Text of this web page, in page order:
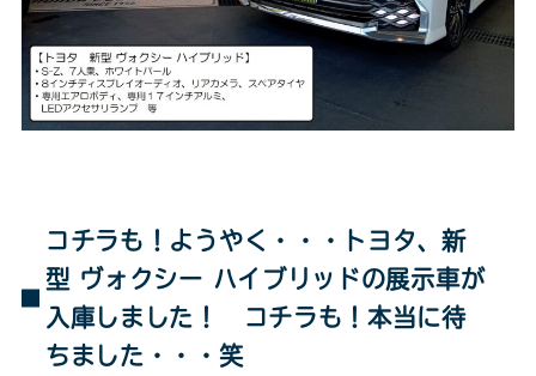
コチラも！ようやく・・・トヨタ、新
型 ヴォクシー ハイブリッドの展示車が
入庫しました！ コチラも！本当に待
ちました・・・笑